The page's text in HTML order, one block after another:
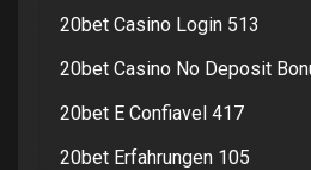
20bet Casino Login 513
20bet Casino No Deposit
20bet E Confiavel 417
20bet Erfahrungen 105